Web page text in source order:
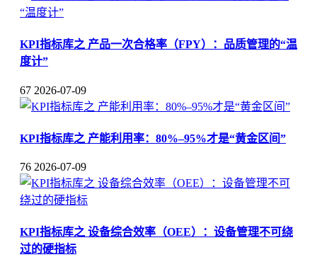
KPI指标库之 产品一次合格率（FPY）：品质管理的“温
度计”
67 2026-07-09
KPI指标库之 产能利用率：80%–95%才是“黄金区间”
76 2026-07-09
KPI指标库之 设备综合效率（OEE）：设备管理不可绕
过的硬指标